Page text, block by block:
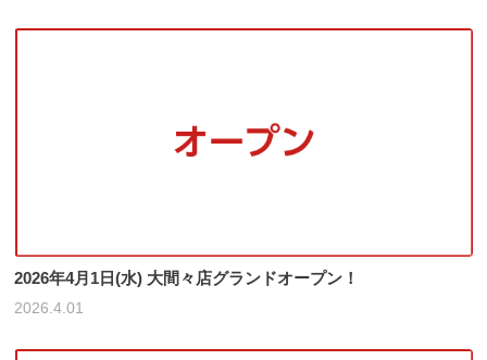
2026年4月1日(水) 大間々店グランドオープン！
2026.4.01